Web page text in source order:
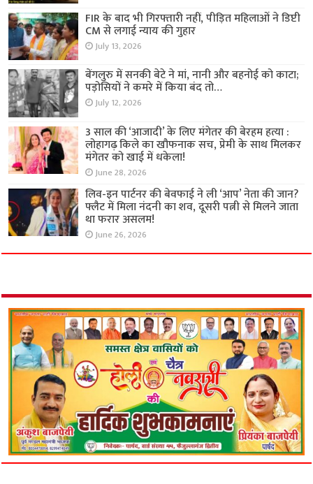
FIR के बाद भी गिरफ्तारी नहीं, पीड़ित महिलाओं ने डिप्टी
CM से लगाई न्याय की गुहार
July 13, 2026
बेंगलुरु में सनकी बेटे ने मां, नानी और बहनोई को काटा;
पड़ोसियों ने कमरे में किया बंद तो…
July 12, 2026
3 साल की ‘आजादी’ के लिए मंगेतर की बेरहम हत्या :
लोहागढ़ किले का खौफनाक सच, प्रेमी के साथ मिलकर
मंगेतर को खाई में धकेला!
June 28, 2026
लिव-इन पार्टनर की बेवफाई ने ली ‘आप’ नेता की जान?
फ्लैट में मिला नंदनी का शव, दूसरी पत्नी से मिलने जाता
था फरार असलम!
June 26, 2026